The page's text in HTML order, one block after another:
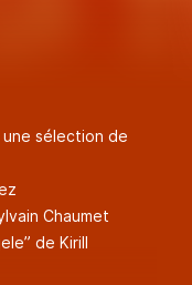
une sélection de
Chaumet
de Kirill